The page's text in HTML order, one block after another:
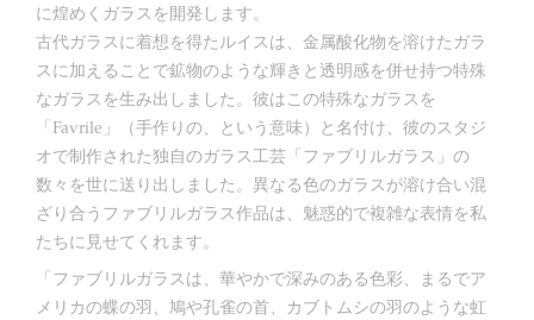
に煌めくガラスを開発します。
古代ガラスに着想を得たルイスは、金属酸化物を溶けたガラ
スに加えることで鉱物のような輝きと透明感を併せ持つ特殊
なガラスを生み出しました。彼はこの特殊なガラスを
「Favrile」（手作りの、という意味）と名付け、彼のスタジ
オで制作された独自のガラス工芸「ファブリルガラス」の
数々を世に送り出しました。異なる色のガラスが溶け合い混
ざり合うファブリルガラス作品は、魅惑的で複雑な表情を私
たちに見せてくれます。
「ファブリルガラスは、華やかで深みのある色彩、まるでア
メリカの蝶の羽、鳩や孔雀の首、カブトムシの羽のような虹